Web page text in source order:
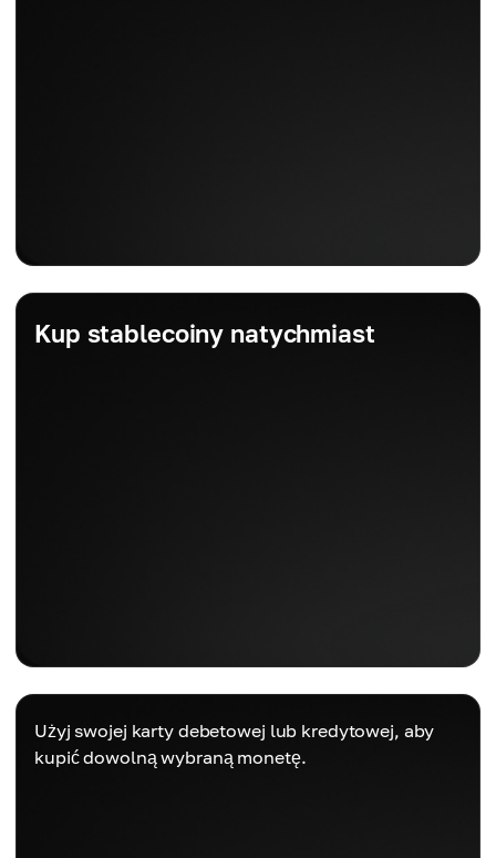
Kup stablecoiny natychmiast
Użyj swojej karty debetowej lub kredytowej, aby
kupić dowolną wybraną monetę.